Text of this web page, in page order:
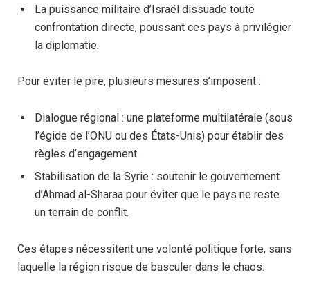
La puissance militaire d’Israël dissuade toute
confrontation directe, poussant ces pays à privilégier
la diplomatie.
Pour éviter le pire, plusieurs mesures s’imposent :
Dialogue régional : une plateforme multilatérale (sous
l’égide de l’ONU ou des États-Unis) pour établir des
règles d’engagement.
Stabilisation de la Syrie : soutenir le gouvernement
d’Ahmad al-Sharaa pour éviter que le pays ne reste
un terrain de conflit.
Ces étapes nécessitent une volonté politique forte, sans
laquelle la région risque de basculer dans le chaos.